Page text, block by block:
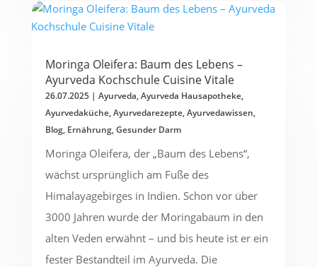
Moringa Oleifera: Baum des Lebens –
Ayurveda Kochschule Cuisine Vitale
26.07.2025| Ayurveda,Ayurveda Hausapotheke,
Ayurvedaküche,Ayurvedarezepte,Ayurvedawissen,
Blog, Ernährung,Gesunder Darm
Moringa Oleifera, der „Baum des Lebens“,
wächst ursprünglich am Fuße des
Himalayagebirges in Indien. Schon vor über
3000 Jahren wurde der Moringabaum in den
alten Veden erwähnt – und bis heute ist er ein
fester Bestandteil im Ayurveda. Die